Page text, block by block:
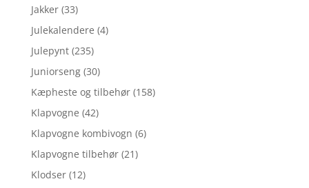
Jakker (33)
Julekalendere (4)
Julepynt (235)
Juniorseng (30)
Kæpheste og tilbehør (158)
Klapvogne (42)
Klapvogne kombivogn (6)
Klapvogne tilbehør (21)
Klodser (12)